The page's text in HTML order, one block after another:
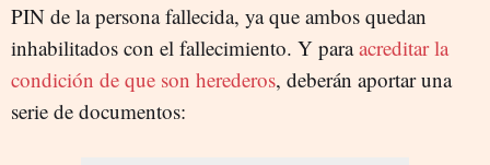
PIN de la persona fallecida, ya que ambos quedan
inhabilitados con el fallecimiento. Y paraacreditar la
condición de que son herederos, deberán aportar una
serie de documentos: